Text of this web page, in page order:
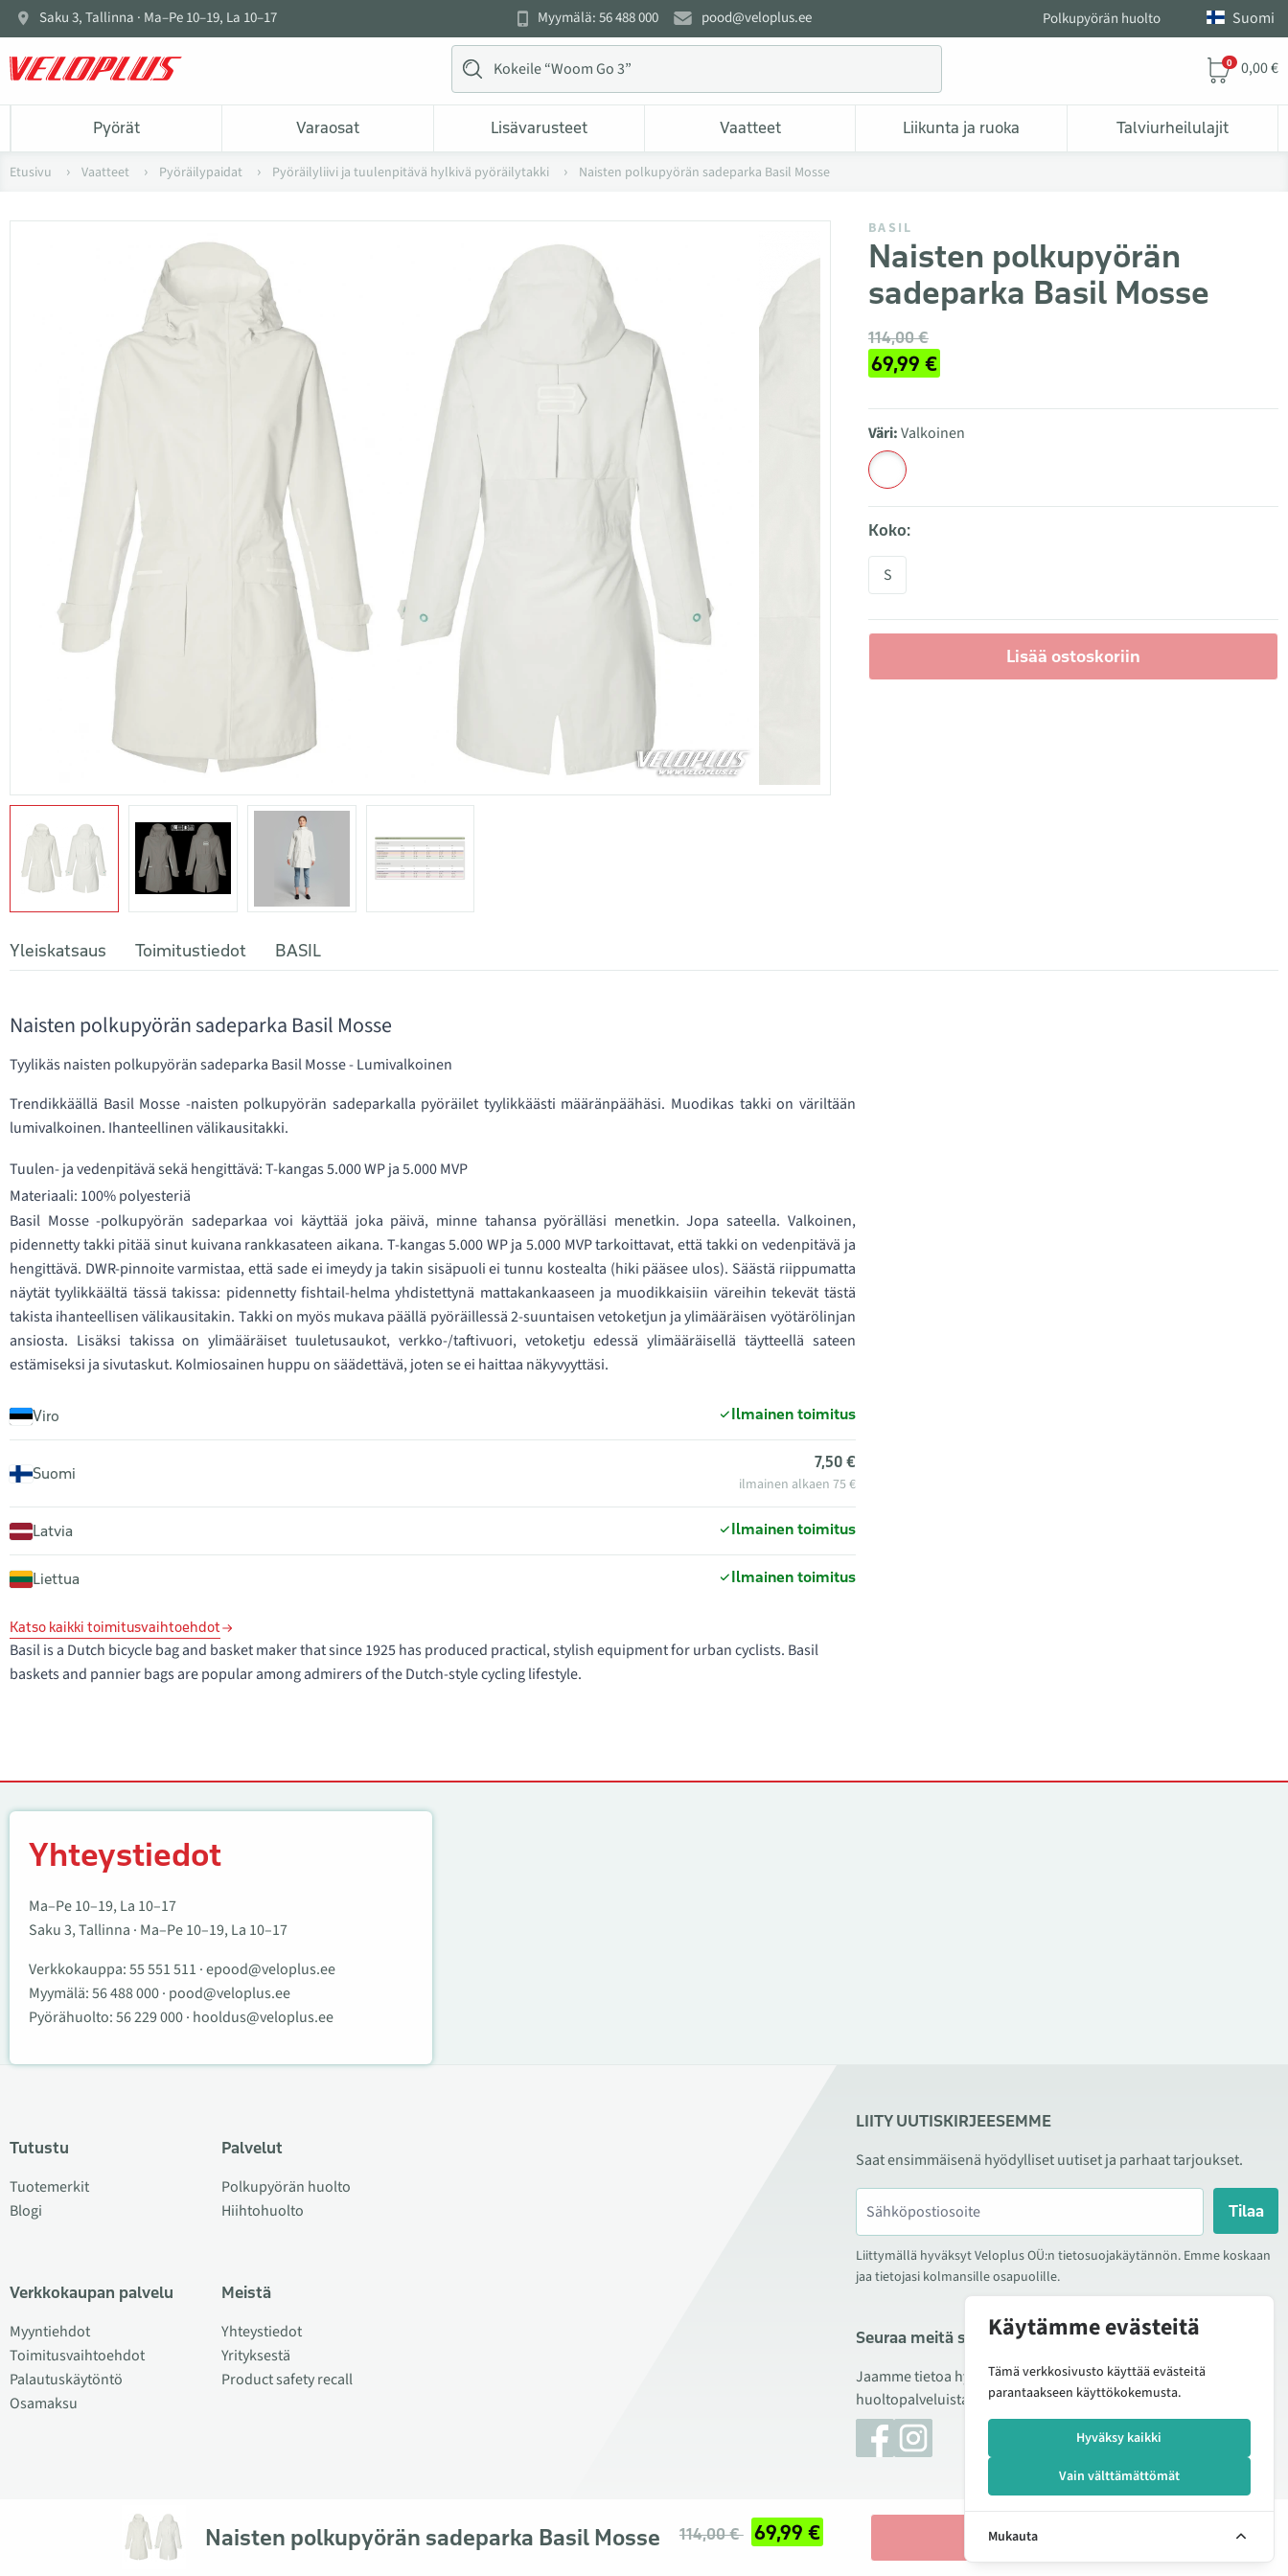
Saku 3, Tallinna · Ma–Pe 10–19, La 10–17 Myymälä: 56 488 000 pood@veloplus.ee Polkupyörän huolto Suomi
0 0,00 €
Pyörät Varaosat Lisävarusteet Vaatteet Liikunta ja ruoka Talviurheilulajit
Etusivu Vaatteet Pyöräilypaidat Pyöräilyliivi ja tuulenpitävä hylkivä pyöräilytakki Naisten polkupyörän sadeparka Basil Mosse
BASIL
Naisten polkupyörän
sadeparka Basil Mosse
114,00 €
69,99 €
Väri:Valkoinen
Koko:
S
Lisää ostoskoriin
Naisten polkupyörän sadeparka Basil Mosse 114,00 € 69,99 € Lisää ostoskoriin
Yleiskatsaus Toimitustiedot BASIL
Naisten polkupyörän sadeparka Basil Mosse
Tyylikäs naisten polkupyörän sadeparka Basil Mosse - Lumivalkoinen
Trendikkäällä Basil Mosse -naisten polkupyörän sadeparkalla pyöräilet tyylikkäästi määränpäähäsi. Muodikas takki on väriltään
lumivalkoinen. Ihanteellinen välikausitakki.
Tuulen- ja vedenpitävä sekä hengittävä: T-kangas 5.000 WP ja 5.000 MVP
Materiaali: 100% polyesteriä
Basil Mosse -polkupyörän sadeparkaa voi käyttää joka päivä, minne tahansa pyörälläsi menetkin. Jopa sateella. Valkoinen,
pidennetty takki pitää sinut kuivana rankkasateen aikana. T-kangas 5.000 WP ja 5.000 MVP tarkoittavat, että takki on vedenpitävä ja
hengittävä. DWR-pinnoite varmistaa, että sade ei imeydy ja takin sisäpuoli ei tunnu kostealta (hiki pääsee ulos). Säästä riippumatta
näytät tyylikkäältä tässä takissa: pidennetty fishtail-helma yhdistettynä mattakankaaseen ja muodikkaisiin väreihin tekevät tästä
takista ihanteellisen välikausitakin. Takki on myös mukava päällä pyöräillessä 2-suuntaisen vetoketjun ja ylimääräisen vyötärölinjan
ansiosta. Lisäksi takissa on ylimääräiset tuuletusaukot, verkko-/taftivuori, vetoketju edessä ylimääräisellä täytteellä sateen
estämiseksi ja sivutaskut. Kolmiosainen huppu on säädettävä, joten se ei haittaa näkyvyyttäsi.
Viro Ilmainen toimitus
Suomi
7,50 €
ilmainen alkaen 75 €
Latvia Ilmainen toimitus
Liettua Ilmainen toimitus
Katso kaikki toimitusvaihtoehdot
Basil is a Dutch bicycle bag and basket maker that since 1925 has produced practical, stylish equipment for urban cyclists. Basil
baskets and pannier bags are popular among admirers of the Dutch-style cycling lifestyle.
Yhteystiedot
Ma–Pe 10–19, La 10–17
Saku 3, Tallinna · Ma–Pe 10–19, La 10–17
Verkkokauppa:55 551 511 ·epood@veloplus.ee
Myymälä:56 488 000· pood@veloplus.ee
Pyörähuolto:56 229 000· hooldus@veloplus.ee
Tutustu
Tuotemerkit
Blogi
Verkkokaupan palvelu
Myyntiehdot
Toimitusvaihtoehdot
Palautuskäytöntö
Osamaksu
Palvelut
Polkupyörän huolto
Hiihtohuolto
Meistä
Yhteystiedot
Yrityksestä
Product safety recall
LIITY UUTISKIRJEESEMME
Saat ensimmäisenä hyödylliset uutiset ja parhaat tarjoukset.
Tilaa
Liittymällä hyväksyt Veloplus OÜ:n tietosuojakäytännön. Emme koskaan
jaa tietojasi kolmansille osapuolille.
Seuraa meitä sosiaalisessa mediassa
Jaamme tietoa hyvistä tarjouksista, uusista tuotteista ja
huoltopalveluista. Joskus julkaisemme myös tuote-esittelyjä.
© 2026 Veloplus OÜ. Kaikki oikeudet pidätetään Hallitse evästeitä
Käytämme evästeitä
Tämä verkkosivusto käyttää evästeitä
parantaakseen käyttökokemusta.
Hyväksy kaikki
Vain välttämättömät
Mukauta